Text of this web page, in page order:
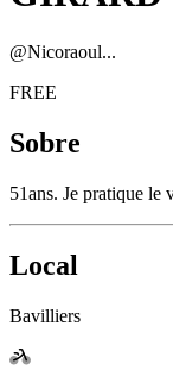
@Nicoraoul...
FREE
Sobre
51ans. Je pratique le
Local
Bavilliers